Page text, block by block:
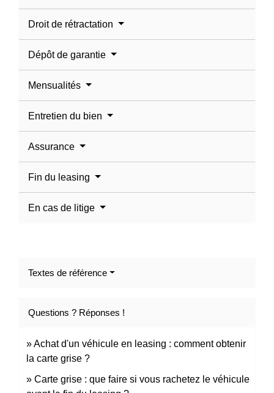
Droit de rétractation
Dépôt de garantie
Mensualités
Entretien du bien
Assurance
Fin du leasing
En cas de litige
Textes de référence
Questions ? Réponses !
Achat d'un véhicule en leasing : comment obtenir
la carte grise ?
Carte grise : que faire si vous rachetez le véhicule